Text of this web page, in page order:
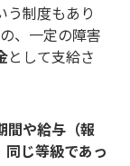
う制度もあり
、一定の障害
として支給さ
間や給与（報
じ等級であっ